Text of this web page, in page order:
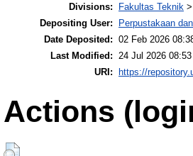
Divisions:
Fakultas Teknik >
Depositing User:
Perpustakaan
Date Deposited: 02 Feb 2026
Last Modified:
24 Jul 2026 08:53
URI: https://
Actions